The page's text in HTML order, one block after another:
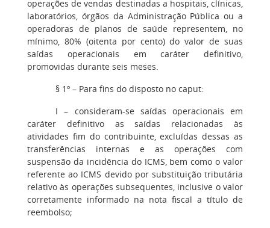
operações de vendas destinadas a hospitais, clínicas,
laboratórios, órgãos da Administração Pública ou a
operadoras de planos de saúde representem, no
mínimo, 80% (oitenta por cento) do valor de suas
saídas operacionais em caráter definitivo,
promovidas durante seis meses.
§ 1º– Para fins do disposto no caput:
I– consideram-se saídas operacionais em
caráter definitivo as saídas relacionadas às
atividades fim do contribuinte, excluídas dessas as
transferências internas e as operações com
suspensão da incidência do ICMS, bem como o valor
referente ao ICMS devido por substituição tributária
relativo às operações subsequentes, inclusive o valor
corretamente informado na nota fiscal a título de
reembolso;